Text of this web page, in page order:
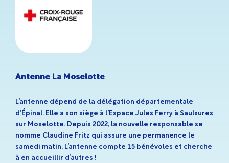
Antenne La Moselotte
L’antenne dépend de la délégation départementale
d’Épinal. Elle a son siège à l’Espace Jules Ferry à Saulxures
sur Moselotte. Depuis 2022, la nouvelle responsable se
nomme Claudine Fritz qui assure une permanence le
samedi matin. L’antenne compte 15 bénévoles et cherche
à en accueillir d’autres !